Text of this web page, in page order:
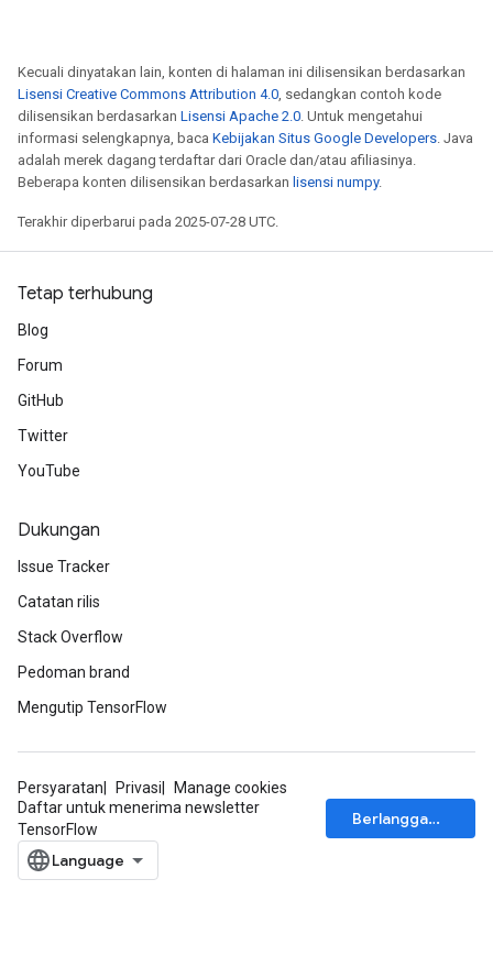
Kecuali dinyatakan lain, konten di halaman ini dilisensikan berdasarkan
Lisensi Creative Commons Attribution 4.0, sedangkan contoh kode
dilisensikan berdasarkan Lisensi Apache 2.0. Untuk mengetahui
informasi selengkapnya, baca Kebijakan Situs Google Developers. Java
adalah merek dagang terdaftar dari Oracle dan/atau afiliasinya.
Beberapa konten dilisensikan berdasarkan lisensi numpy.
Terakhir diperbarui pada 2025-07-28 UTC.
Tetap terhubung
Blog
Forum
GitHub
Twitter
YouTube
Dukungan
Issue Tracker
Catatan rilis
Stack Overflow
Pedoman brand
Mengutip TensorFlow
Persyaratan Privasi
Manage cookies
Daftar untuk menerima newsletter
TensorFlow
Berlangganan